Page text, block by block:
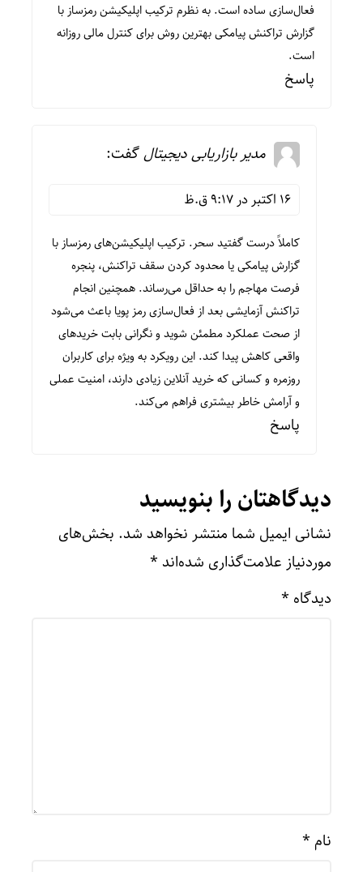
فعال‌سازی ساده است. به نظرم ترکیب اپلیکیشن رمزساز با
گزارش تراکنش پیامکی بهترین روش برای کنترل مالی روزانه
است.
پاسخ
مدیر بازاریابی دیجیتالگفت:
16 اکتبر در 9:17 ق.ظ
کاملاً درست گفتید سحر. ترکیب اپلیکیشن‌های رمزساز با
گزارش پیامکی یا محدود کردن سقف تراکنش، پنجره
فرصت مهاجم را به حداقل می‌رساند. همچنین انجام
تراکنش آزمایشی بعد از فعال‌سازی رمز پویا باعث می‌شود
از صحت عملکرد مطمئن شوید و نگرانی بابت خریدهای
واقعی کاهش پیدا کند. این رویکرد به ویژه برای کاربران
روزمره و کسانی که خرید آنلاین زیادی دارند، امنیت عملی
و آرامش خاطر بیشتری فراهم می‌کند.
پاسخ
دیدگاهتان را بنویسید
نشانی ایمیل شما منتشر نخواهد شد. بخش‌های
موردنیاز علامت‌گذاری شده‌اند *
دیدگاه *
نام *